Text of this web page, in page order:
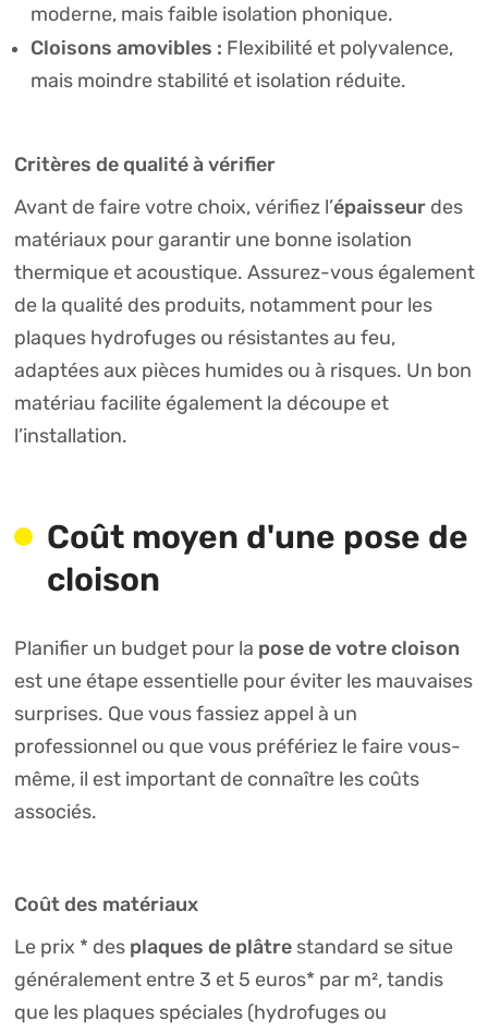
moderne, mais faible isolation phonique.
Cloisons amovibles : Flexibilité et polyvalence,
mais moindre stabilité et isolation réduite.
Critères de qualité à vérifier
Avant de faire votre choix, vérifiez l’épaisseurdes
matériaux pour garantir une bonne isolation
thermique et acoustique. Assurez-vous également
de la qualité des produits, notamment pour les
plaques hydrofuges ou résistantes au feu,
adaptées aux pièces humides ou à risques. Un bon
matériau facilite également la découpe et
l’installation.
Coût moyen d'une pose de
cloison
Planifier un budget pour la pose de votre cloison
est une étape essentielle pour éviter les mauvaises
surprises. Que vous fassiez appel à un
professionnel ou que vous préfériez le faire vous-
même, il est important de connaître les coûts
associés.
Coût des matériaux
Le prix * des plaques de plâtrestandard se situe
généralement entre 3 et 5 euros* par m², tandis
que les plaques spéciales (hydrofuges ou